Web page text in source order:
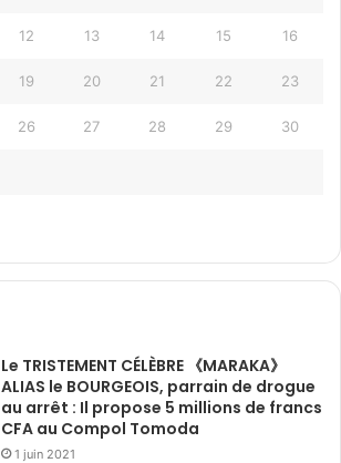
12 13 14 15 16
19 20 21 22 23
26 27 28 29 30
Le TRISTEMENT CÉLÈBRE 《MARAKA》
ALIAS le BOURGEOIS, parrain de drogue
au arrêt : Il propose 5 millions de francs
CFA au Compol Tomoda
1 juin 2021